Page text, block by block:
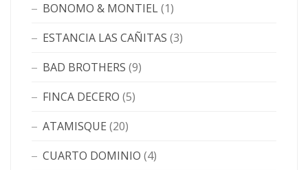
BONOMO & MONTIEL(1)
ESTANCIA LAS CAÑITAS (3)
BAD BROTHERS (9)
FINCA DECERO (5)
ATAMISQUE (20)
CUARTO DOMINIO (4)